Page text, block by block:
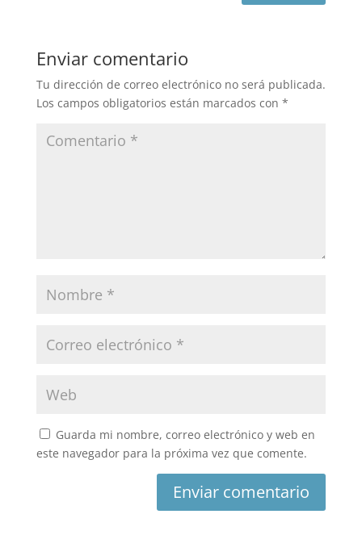
Enviar comentario
Tu dirección de correo electrónico no será publicada.
Los campos obligatorios están marcados con *
Guarda mi nombre, correo electrónico y web en
este navegador para la próxima vez que comente.